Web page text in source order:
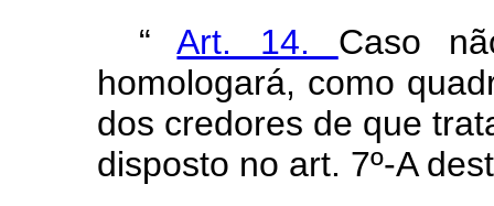
“Art. 14. Caso
homologará, como
dos credores de que
disposto no art. 7º-A